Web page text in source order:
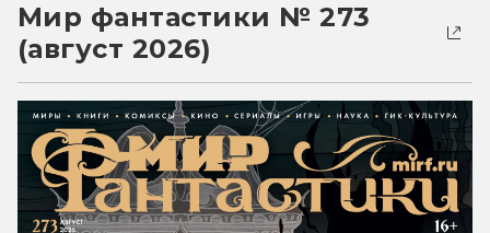
Мир фантастики № 273
(август 2026)